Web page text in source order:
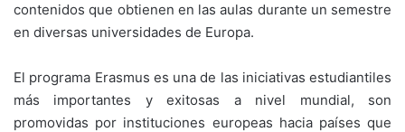
contenidos que obtienen en las aulas durante un semestre
en diversas universidades de Europa.
El programa Erasmus es una de las iniciativas estudiantiles
más importantes y exitosas a nivel mundial, son
promovidas por instituciones europeas hacia países que